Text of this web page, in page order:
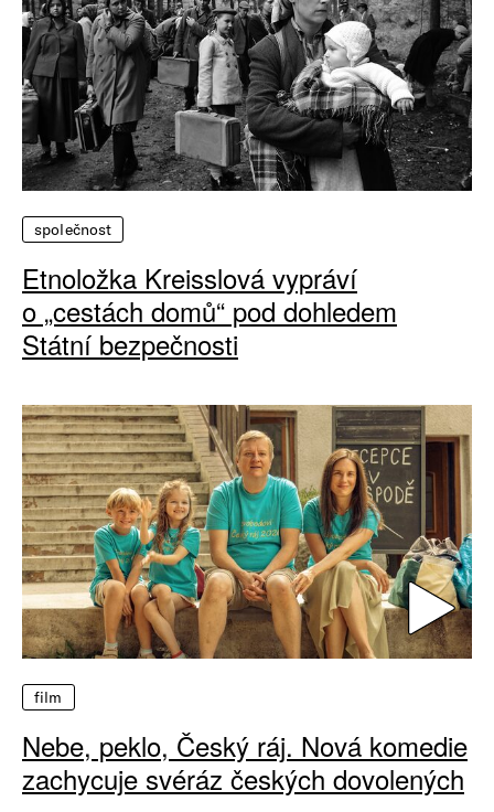
společnost
Etnoložka Kreisslová vypráví
o „cestách domů“ pod dohledem
Státní bezpečnosti
film
Nebe, peklo, Český ráj. Nová komedie
zachycuje svéráz českých dovolených